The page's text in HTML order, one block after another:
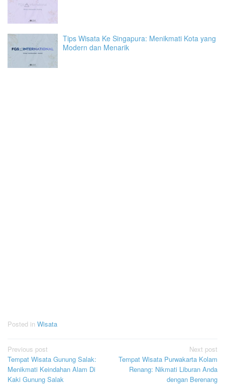
Tips Wisata Ke Singapura: Menikmati Kota yang
Modern dan Menarik
Posted in Wisata
Post
navigation
Previous post
Tempat Wisata Gunung Salak:
Menikmati Keindahan Alam Di
Kaki Gunung Salak
Next post
Tempat Wisata Purwakarta Kolam
Renang: Nikmati Liburan Anda
dengan Berenang